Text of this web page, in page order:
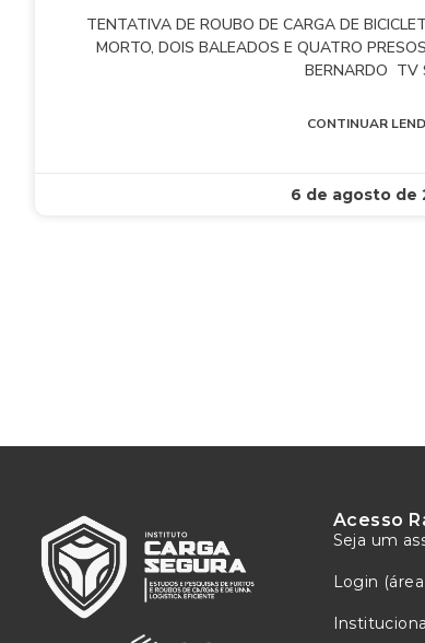
TENTATIVA DE ROUBO DE CARGA DE
MORTO, DOIS BALEADOS E QUATRO
BERNARDO TV
CONTINUAR
6 de agosto de
Acesso
Seja um
Login